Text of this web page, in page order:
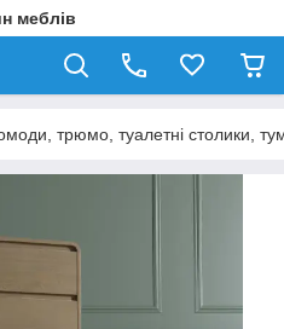
меблів
трюмо, туалетні столики,